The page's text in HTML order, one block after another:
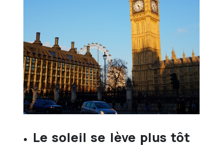
Le soleil se lève plus tôt